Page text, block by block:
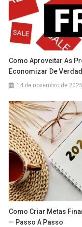
Como Aproveitar As
Economizar De
14 de novembro de 2025
Como Criar Metas
— Passo A Passo